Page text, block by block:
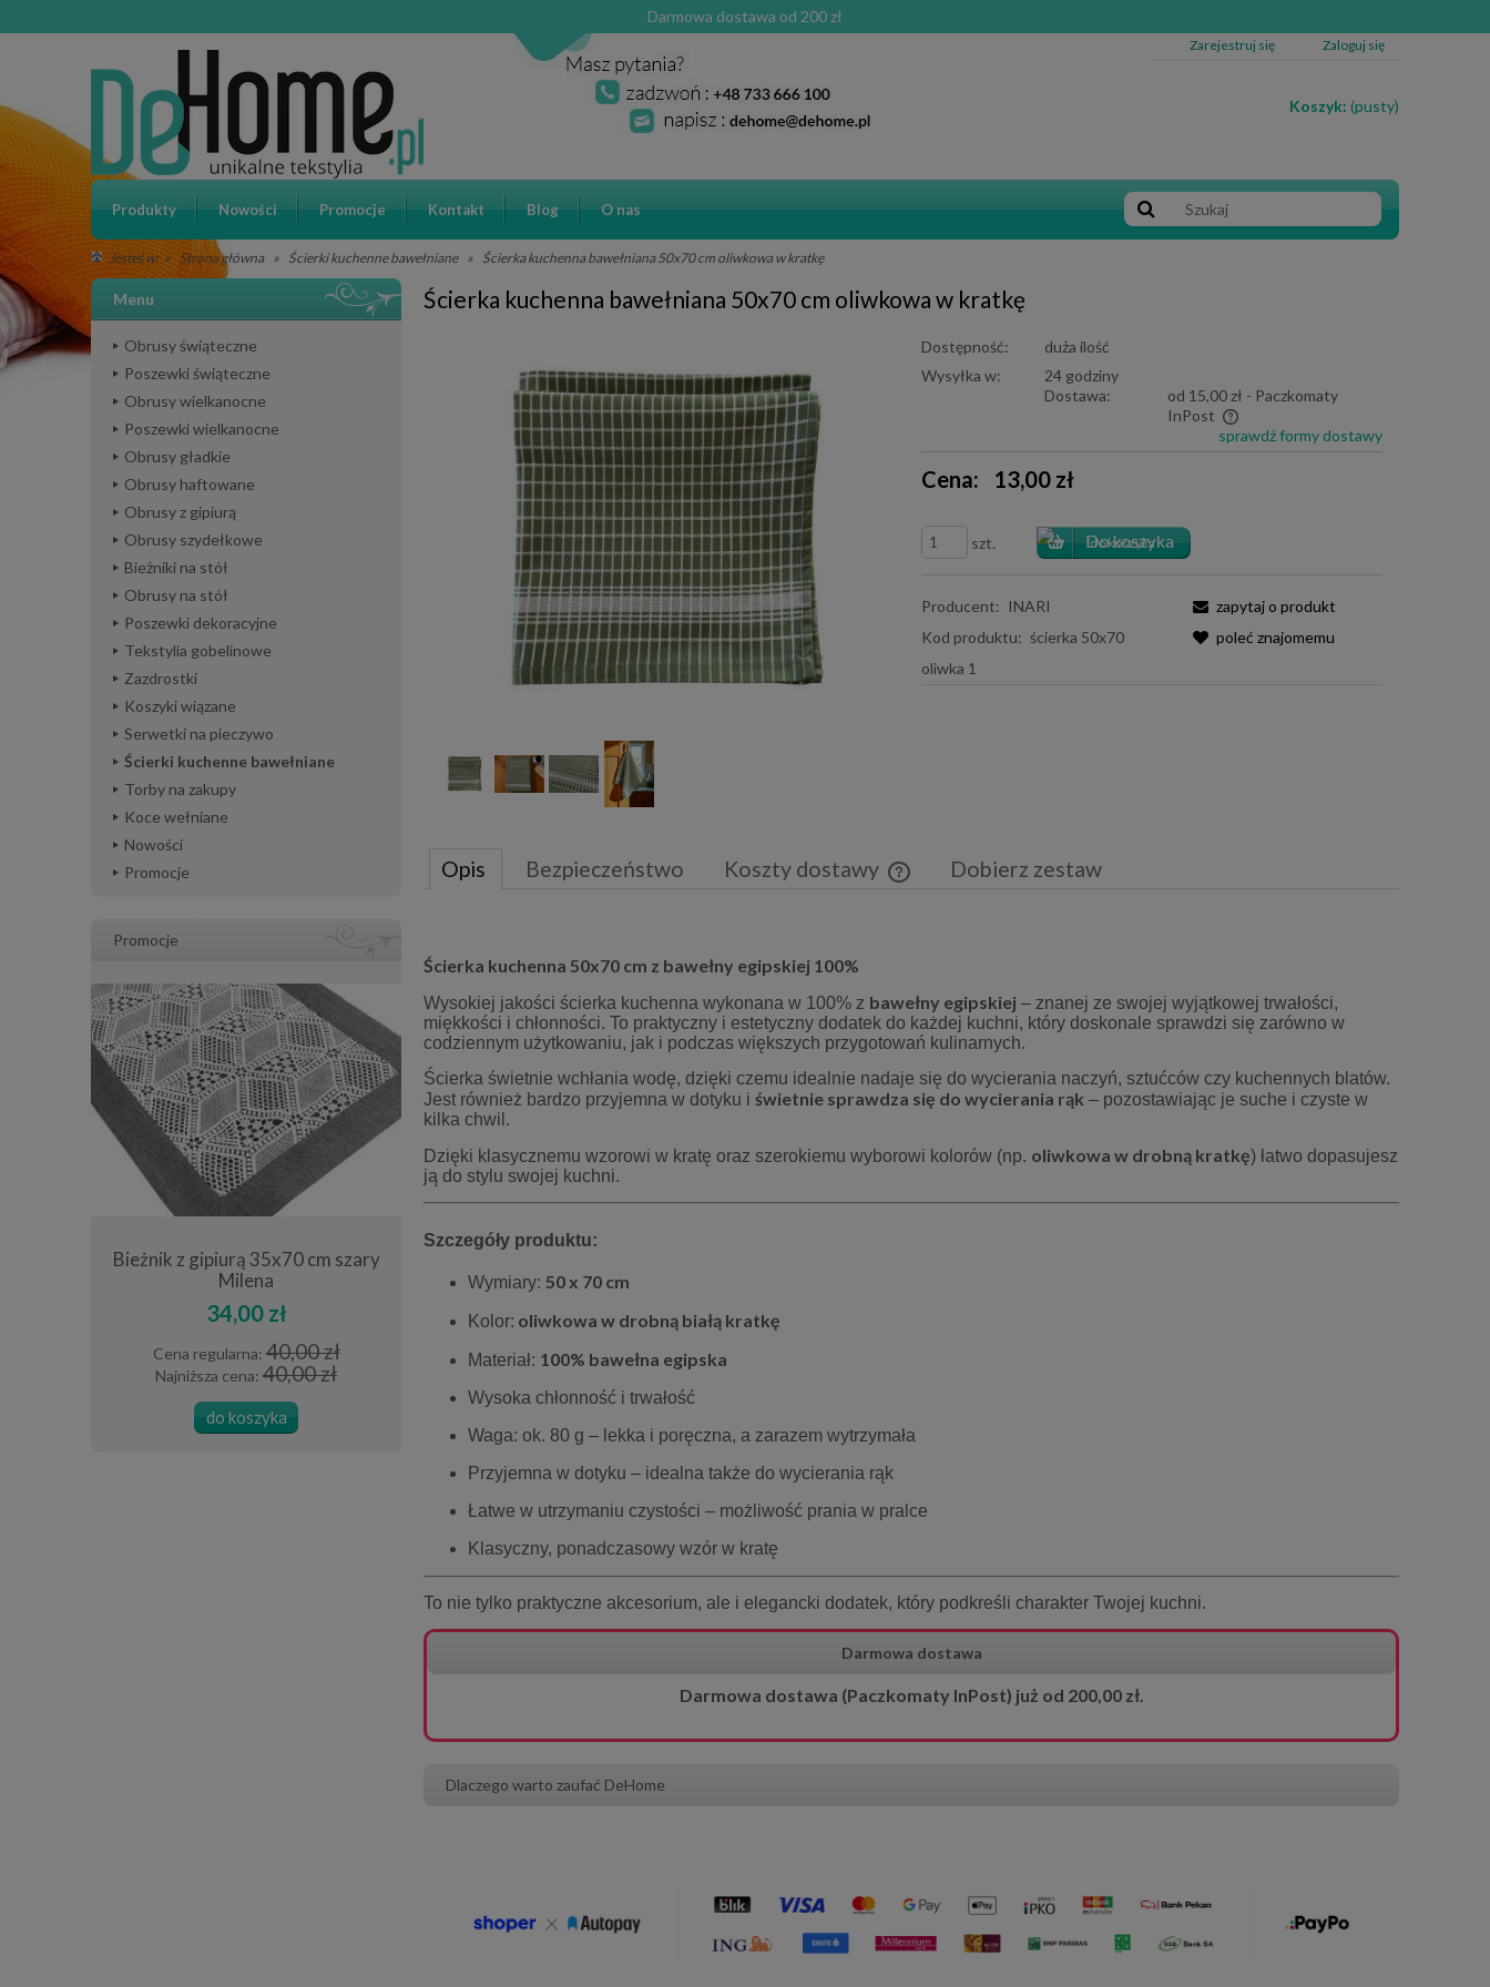
Darmowa dostawa od 200 zł
Zarejestruj się Zaloguj się
Koszyk: (pusty)
Produkty Nowości Promocje Kontakt Blog O nas
Jesteś w: » Strona główna » Ścierki kuchenne bawełniane » Ścierka kuchenna bawełniana 50x70 cm oliwkowa w kratkę
Menu
Obrusy świąteczne
Poszewki świąteczne
Obrusy wielkanocne
Poszewki wielkanocne
Obrusy gładkie
Obrusy haftowane
Obrusy z gipiurą
Obrusy szydełkowe
Bieżniki na stół
Obrusy na stół
Poszewki dekoracyjne
Tekstylia gobelinowe
Zazdrostki
Koszyki wiązane
Serwetki na pieczywo
Ścierki kuchenne bawełniane
Torby na zakupy
Koce wełniane
Nowości
Promocje
Promocje
Bieżnik z gipiurą 35x70 cm szary
Milena
34,00 zł
Cena regularna:40,00 zł
Najniższa cena: 40,00 zł
do koszyka
Kotek
17,00 zł
Cena regularna:20,00 zł
20,00 zł
Ścierka kuchenna bawełniana 50x70 cm oliwkowa w kratkę
Dostępność:
duża ilość
Wysyłka w:
24 godziny
Dostawa:
od 15,00 zł - Paczkomaty
InPost
płatności
sprawdź formy dostawy
Cena: 13,00 zł
szt.
Producent: INARI
Kod produktu: ścierka 50x70
oliwka 1
zapytaj o produkt
poleć znajomemu
Opis Bezpieczeństwo Koszty dostawy Dobierz zestaw
Ścierka kuchenna 50x70 cm z bawełny egipskiej 100%
Wysokiej jakości ścierka kuchenna wykonana w 100% z bawełny egipskiej – znanej ze swojej wyjątkowej trwałości,
miękkości i chłonności. To praktyczny i estetyczny dodatek do każdej kuchni, który doskonale sprawdzi się zarówno w
codziennym użytkowaniu, jak i podczas większych przygotowań kulinarnych.
Ścierka świetnie wchłania wodę, dzięki czemu idealnie nadaje się do wycierania naczyń, sztućców czy kuchennych blatów.
Jest również bardzo przyjemna w dotyku i świetnie sprawdza się do wycierania rąk – pozostawiając je suche i czyste w
kilka chwil.
Dzięki klasycznemu wzorowi w kratę oraz szerokiemu wyborowi kolorów (np. oliwkowa w drobną kratkę) łatwo dopasujesz
ją do stylu swojej kuchni.
Szczegóły produktu:
Wymiary: 50 x 70 cm
Kolor: oliwkowa w drobną białą kratkę
Materiał: 100% bawełna egipska
Wysoka chłonność i trwałość
Waga: ok. 80 g – lekka i poręczna, a zarazem wytrzymała
Przyjemna w dotyku – idealna także do wycierania rąk
Łatwe w utrzymaniu czystości – możliwość prania w pralce
Klasyczny, ponadczasowy wzór w kratę
To nie tylko praktyczne akcesorium, ale i elegancki dodatek, który podkreśli charakter Twojej kuchni.
Darmowa dostawa
Darmowa dostawa (Paczkomaty InPost) już od 200,00 zł.
Dlaczego warto zaufać DeHome